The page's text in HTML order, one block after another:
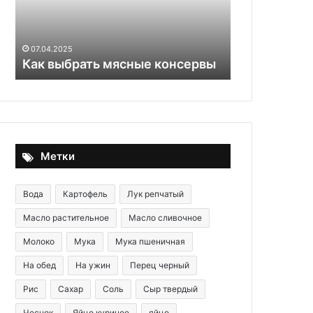
07.04.2025
Как выбрать мясные консервы
Метки
Вода Картофель Лук репчатый
Масло растительное Масло сливочное
Молоко Мука Мука пшеничная
На обед На ужин Перец черный
Рис Сахар Соль Сыр твердый